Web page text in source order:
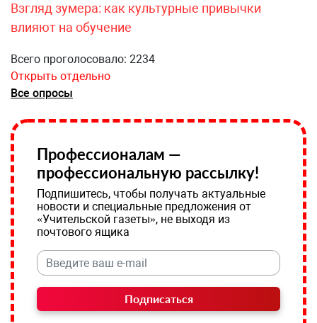
Взгляд зумера: как культурные привычки
влияют на обучение
Всего проголосовало: 2234
Открыть отдельно
Все опросы
Профессионалам —
профессиональную рассылку!
Подпишитесь, чтобы получать актуальные
новости и специальные предложения от
«Учительской газеты», не выходя из
почтового ящика
Подписаться